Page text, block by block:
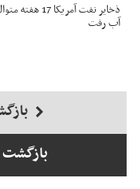
ذخایر نفت آمریکا 17
آب رفت